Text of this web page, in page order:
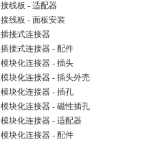
接线板 - 适配器
接线板 - 面板安装
插接式连接器
插接式连接器 - 配件
模块化连接器 - 插头
模块化连接器 - 插头外壳
模块化连接器 - 插孔
模块化连接器 - 磁性插孔
模块化连接器 - 适配器
模块化连接器 - 配件